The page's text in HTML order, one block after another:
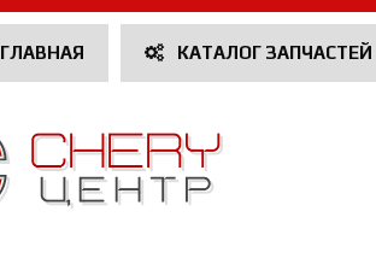
ГЛАВНАЯ КАТАЛОГ ЗАПЧАСТЕЙ